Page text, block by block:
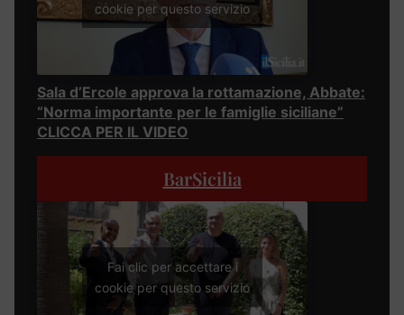
cookie per questo servizio
Sala d’Ercole approva la rottamazione, Abbate:
“Norma importante per le famiglie siciliane”
CLICCA PER IL VIDEO
BarSicilia
Fai clic per accettare i
cookie per questo servizio